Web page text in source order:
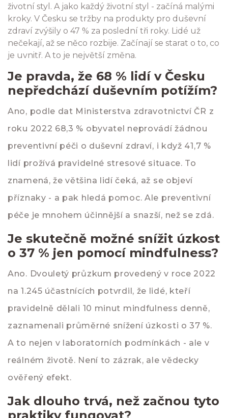
životní styl. A jako každý životní styl - začíná malými
kroky. V Česku se tržby na produkty pro duševní
zdraví zvýšily o 47 % za poslední tři roky. Lidé už
nečekají, až se něco rozbije. Začínají se starat o to, co
je uvnitř. A to je největší změna.
Je pravda, že 68 % lidí v Česku
nepředchází duševním potížím?
Ano, podle dat Ministerstva zdravotnictví ČR z
roku 2022 68,3 % obyvatel neprovádí žádnou
preventivní péči o duševní zdraví, i když 41,7 %
lidí prožívá pravidelné stresové situace. To
znamená, že většina lidí čeká, až se objeví
příznaky - a pak hledá pomoc. Ale preventivní
péče je mnohem účinnější a snazší, než se zdá.
Je skutečně možné snížit úzkost
o 37 % jen pomocí mindfulness?
Ano. Dvouletý průzkum provedený v roce 2022
na 1.245 účastnících potvrdil, že lidé, kteří
pravidelně dělali 10 minut mindfulness denně,
zaznamenali průměrné snížení úzkosti o 37 %.
A to nejen v laboratorních podmínkách - ale v
reálném životě. Není to zázrak, ale vědecky
ověřený efekt.
Jak dlouho trvá, než začnou tyto